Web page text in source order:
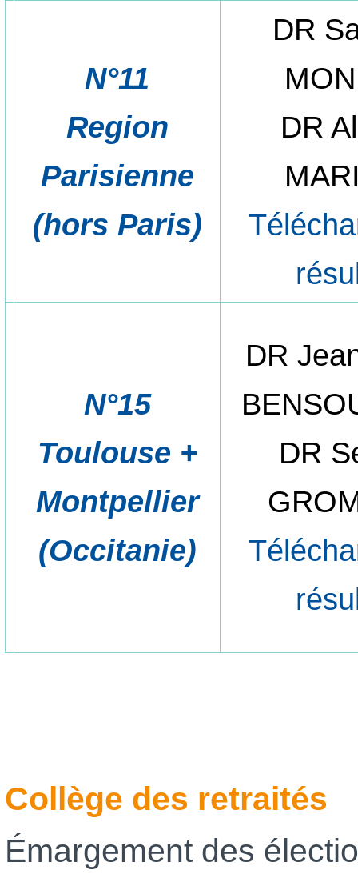
N°11
Region
Parisienne
(hors Paris)
DR
DR
N°15
Toulouse +
Montpellier
(Occitanie)
DR
DR
Collège des retraités
Émargement des